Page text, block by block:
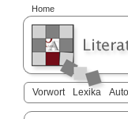
Home
Vorwort Lexika